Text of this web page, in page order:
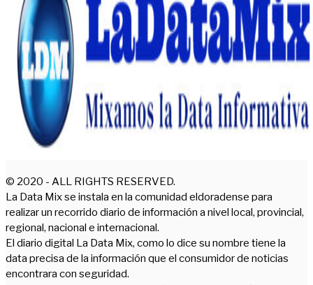
© 2020 - ALL RIGHTS RESERVED.
La Data Mix se instala en la comunidad eldoradense para
realizar un recorrido diario de información a nivel local, provincial,
regional, nacional e internacional.
El diario digital La Data Mix, como lo dice su nombre tiene la
data precisa de la información que el consumidor de noticias
encontrara con seguridad.